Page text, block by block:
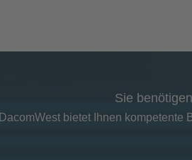
Sie
DacomWest bietet Ihnen kompetente